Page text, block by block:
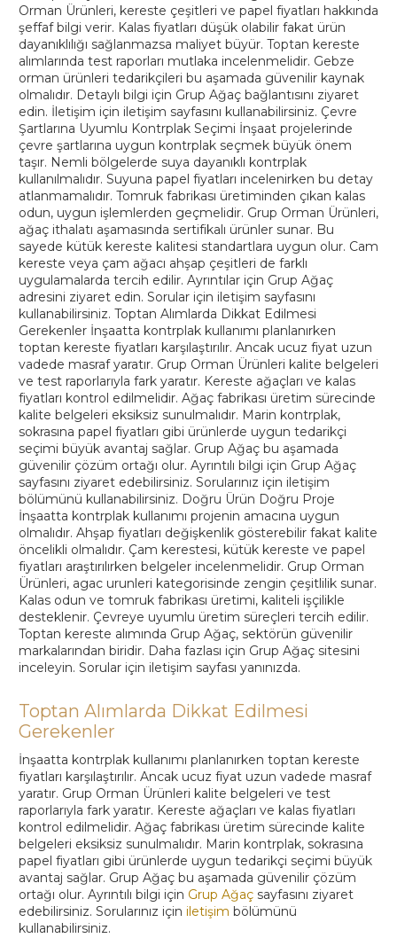
Toptan Alımlarda Dikkat Edilmesi
Gerekenler
İnşaatta kontrplak kullanımı planlanırken toptan kereste
fiyatları karşılaştırılır. Ancak ucuz fiyat uzun vadede masraf
yaratır. Grup Orman Ürünleri kalite belgeleri ve test
raporlarıyla fark yaratır. Kereste ağaçları ve kalas fiyatları
kontrol edilmelidir. Ağaç fabrikası üretim sürecinde kalite
belgeleri eksiksiz sunulmalıdır. Marin kontrplak, sokrasına
papel fiyatları gibi ürünlerde uygun tedarikçi seçimi büyük
avantaj sağlar. Grup Ağaç bu aşamada güvenilir çözüm
ortağı olur. Ayrıntılı bilgi için Grup Ağaç sayfasını ziyaret
edebilirsiniz. Sorularınız için iletişim bölümünü
kullanabilirsiniz.